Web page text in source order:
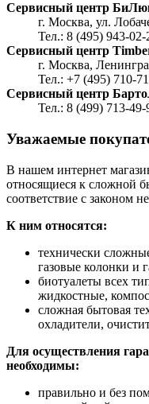
Сервисный центр
г. Москва, ул.
Тел.: 8 (495) 943-02-
Сервисный центр
г. Москва,
Тел.: +7 (495) 710-
Сервисный центр
Тел.: 8 (499) 713-49-
Уважаемые
В нашем интернет
относящиеся к сложной
соответствие с законом
К ним относятся:
технически
газовые колонки и
биотуалеты всех
жидкостные,
сложная бытовая
охладители,
Для осуществления
необходимы:
правильно и без